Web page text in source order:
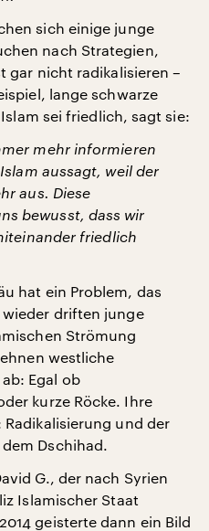
sich einige junge
nach Strategien,
gar nicht radikalisieren –
lange schwarze
sei friedlich, sagt sie:
mehr informieren
aussagt, weil der
aus. Diese
bewusst, dass wir
friedlich
hat ein Problem, das
driften junge
Strömung
westliche
Egal ob
kurze Röcke. Ihre
und der
Dschihad.
G., der nach Syrien
Islamischer Staat
geisterte dann ein Bild